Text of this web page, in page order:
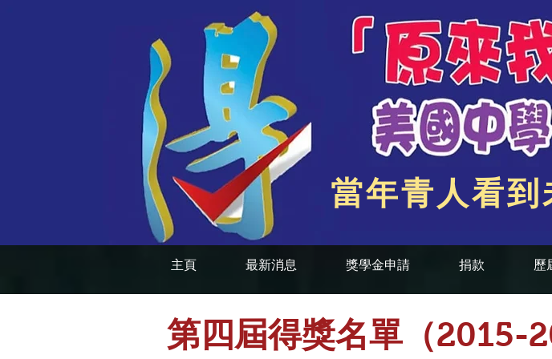
當年青人看
主頁 最新消息 獎學金申請 捐款 歷
第四屆得獎名單（2015-